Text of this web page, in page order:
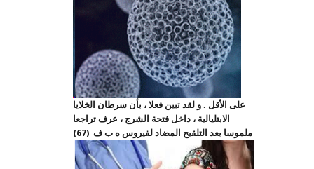
على الأقل . و لقد تبين فعلا ، بأن سرطان الخلايا
الابتليالية ، داخل فتحة الشرج ، عرف تراجعا
ملموسا بعد التلقيح المضاد لفيروس ه ب ف (67)